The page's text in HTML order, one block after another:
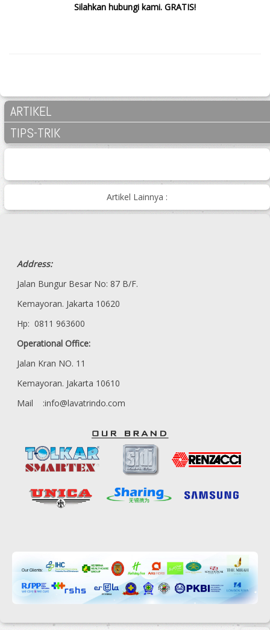
Silahkan hubungi kami. GRATIS!
ARTIKEL
TIPS-TRIK
Artikel Lainnya :
Address:
Jalan Bungur Besar No: 87 B/F.
Kemayoran. Jakarta 10620
Hp: 0811 963600
Operational Office:
Jalan Kran NO. 11
Kemayoran. Jakarta 10610
Mail :info@lavatrindo.com